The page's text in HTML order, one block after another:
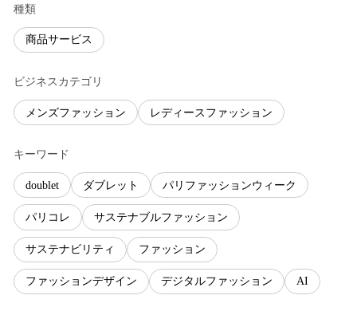
種類
商品サービス
ビジネスカテゴリ
メンズファッション レディースファッション
キーワード
doublet ダブレット パリファッションウィーク
パリコレ サステナブルファッション
サステナビリティ ファッション
ファッションデザイン デジタルファッション AI